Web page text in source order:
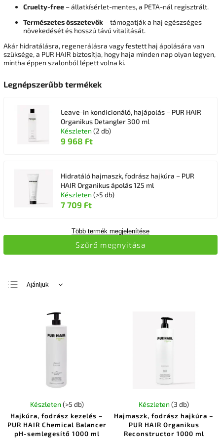
Cruelty-free – állatkísérlet-mentes, a PETA-nál regisztrált.
Természetes összetevők – támogatják a haj egészséges
növekedését és hosszú távú vitalitását.
Akár hidratálásra, regenerálásra vagy festett haj ápolására van
szüksége, a PUR HAIR biztosítja, hogy haja minden nap olyan legyen,
mintha éppen szalonból lépett volna ki.
Legnépszerűbb termékek
Leave-in kondicionáló, hajápolás – PUR HAIR
Organikus Detangler 300 ml
Készleten (2 db)
9 968 Ft
Hidratáló hajmaszk, fodrász hajkúra – PUR
HAIR Organikus ápolás 125 ml
Készleten (>5 db)
7 709 Ft
Több termék megjelenítése
Ajánljuk
Legdrágább
Legnépszerűbb
termékek
Szűrő megnyitása
Hajkúra, fodrász kezelés –
PUR HAIR Chemical Balancer
pH-semlegesítő 1000 ml
Készleten (>5 db)
Hajmaszk, fodrász hajkúra –
PUR HAIR Organikus
Reconstructor 1000 ml
Készleten(3 db)